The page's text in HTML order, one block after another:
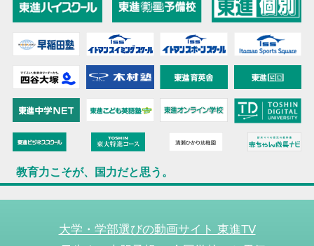
教育力こそが、国力だと思う。
大学・学部選びの動画サイト 東進TV